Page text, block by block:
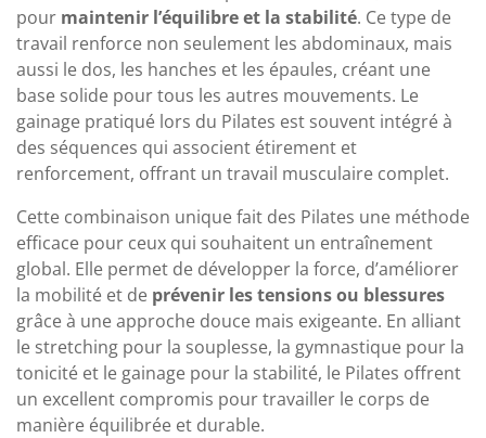
pour maintenir l’équilibre et la stabilité. Ce type de
travail renforce non seulement les abdominaux, mais
aussi le dos, les hanches et les épaules, créant une
base solide pour tous les autres mouvements. Le
gainage pratiqué lors du Pilates est souvent intégré à
des séquences qui associent étirement et
renforcement, offrant un travail musculaire complet.
Cette combinaison unique fait des Pilates une méthode
efficace pour ceux qui souhaitent un entraînement
global. Elle permet de développer la force, d’améliorer
la mobilité et de prévenir les tensions ou blessures
grâce à une approche douce mais exigeante. En alliant
le stretching pour la souplesse, la gymnastique pour la
tonicité et le gainage pour la stabilité, le Pilates offrent
un excellent compromis pour travailler le corps de
manière équilibrée et durable.